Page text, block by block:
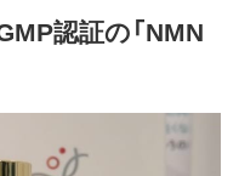
認証の「NMN